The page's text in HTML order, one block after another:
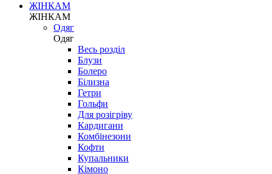
ЖІНКАМ
ЖІНКАМ
Одяг
Одяг
Весь розділ
Блузи
Болеро
Білизна
Гетри
Гольфи
Для розігріву
Кардигани
Комбінезони
Кофти
Купальники
Кімоно